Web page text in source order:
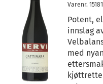
Varenr.
Potent,
innslag
med